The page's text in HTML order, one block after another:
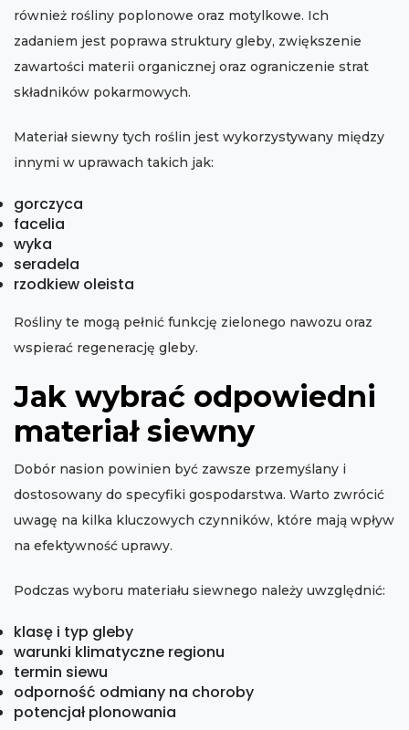
również rośliny poplonowe oraz motylkowe. Ich
zadaniem jest poprawa struktury gleby, zwiększenie
zawartości materii organicznej oraz ograniczenie strat
składników pokarmowych.
Materiał siewny tych roślin jest wykorzystywany między
innymi w uprawach takich jak:
gorczyca
facelia
wyka
seradela
rzodkiew oleista
Rośliny te mogą pełnić funkcję zielonego nawozu oraz
wspierać regenerację gleby.
Jak wybrać odpowiedni
materiał siewny
Dobór nasion powinien być zawsze przemyślany i
dostosowany do specyfiki gospodarstwa. Warto zwrócić
uwagę na kilka kluczowych czynników, które mają wpływ
na efektywność uprawy.
Podczas wyboru materiału siewnego należy uwzględnić:
klasę i typ gleby
warunki klimatyczne regionu
termin siewu
odporność odmiany na choroby
potencjał plonowania